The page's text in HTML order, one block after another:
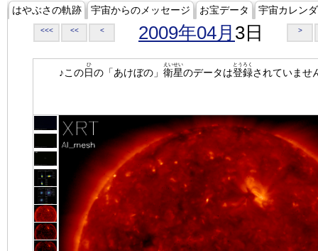
はやぶさの軌跡 宇宙からのメッセージ お宝データ 宇宙カレン
<<< << < 2009年04月 3日 >
♪この日
ひ
の「あけぼの」 衛星
えいせい
のデータは登録
とうろく
されていませ